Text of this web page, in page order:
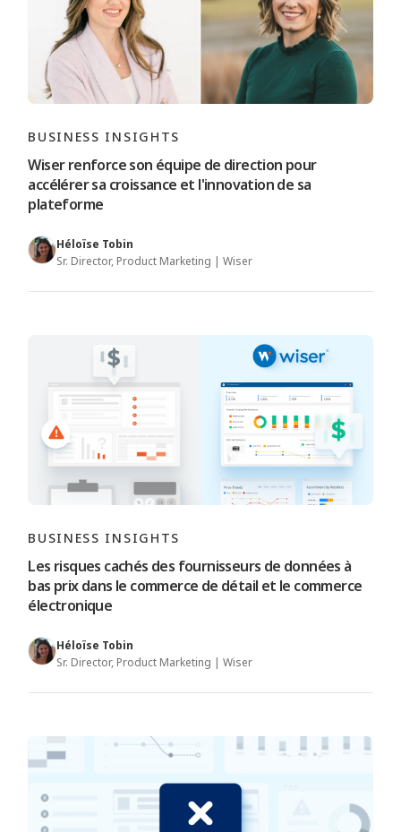
BUSINESS INSIGHTS
Wiser renforce son équipe de direction pour
accélérer sa croissance et l'innovation de sa
plateforme
Héloïse Tobin
Sr. Director, Product Marketing | Wiser
BUSINESS INSIGHTS
Les risques cachés des fournisseurs de données à
bas prix dans le commerce de détail et le commerce
électronique
Héloïse Tobin
Sr. Director, Product Marketing | Wiser